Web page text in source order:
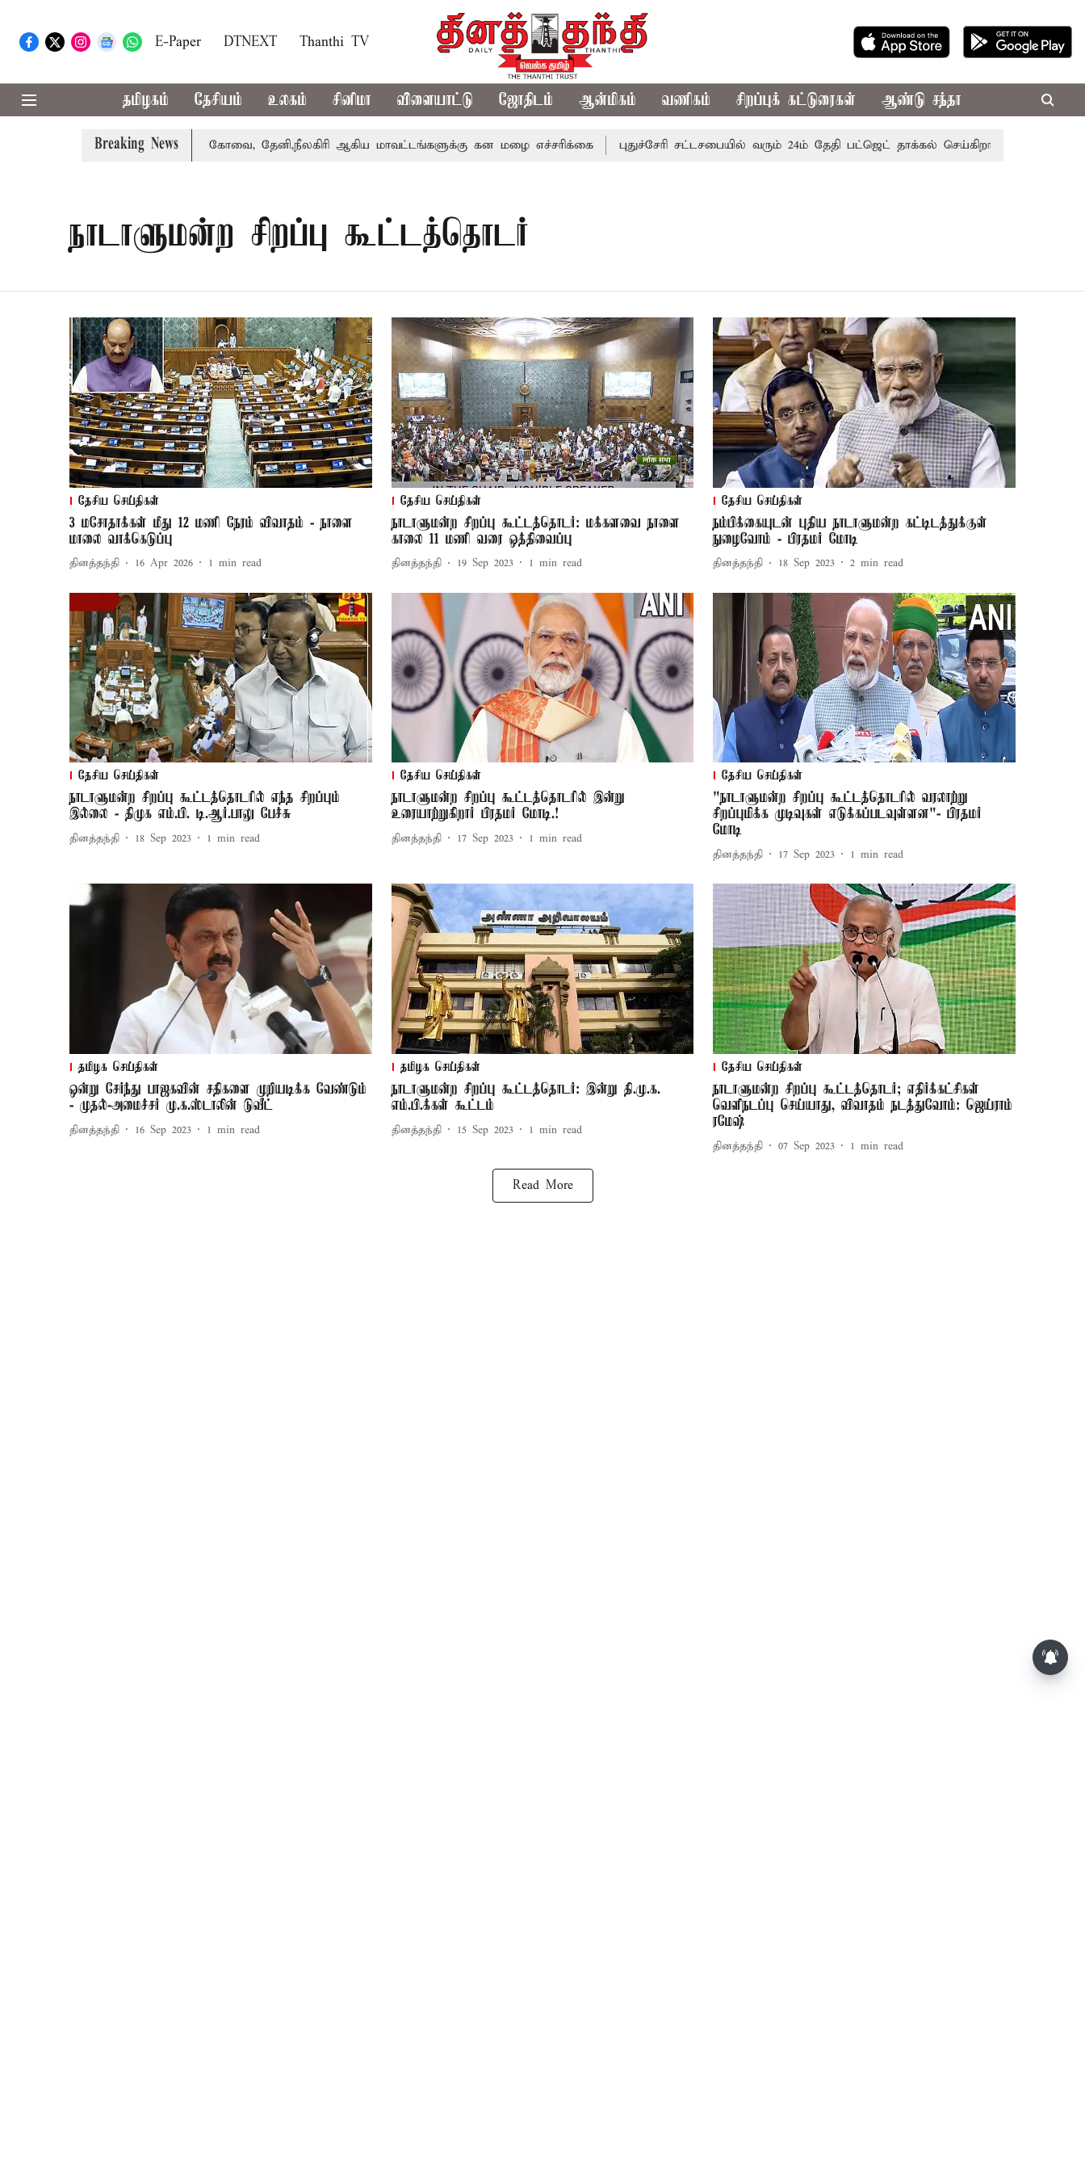
E-Paper DTNEXT Thanthi TV
தமிழகம் தேசியம் உலகம் சினிமா விளையாட்டு ஜோதிடம் ஆன்மிகம் வணிகம் சிறப்புக் கட்டுரைகள் ஆண்டு சந்தா
Breaking News
வாபஸ் பெற்றார் சங்கீதா கோவை, தேனி,நீலகிரி ஆகிய மாவட்டங்களுக்கு கன மழை எச்சரிக்கை புதுச்சேரி சட்டசபையில் வரும் 24ம் தேதி பட்ஜெட் தாக்கல் செய்கிறார் முதல்-அமைச்சர்
நாடாளுமன்ற சிறப்பு கூட்டத்தொடர்
தேசிய செய்திகள்
3 மசோதாக்கள் மீது 12 மணி நேரம் விவாதம் - நாளை
மாலை வாக்கெடுப்பு
தினத்தந்தி 16 Apr 2026 1 min read
தேசிய செய்திகள்
நாடாளுமன்ற சிறப்பு கூட்டத்தொடர்: மக்களவை நாளை
காலை 11 மணி வரை ஒத்திவைப்பு
தினத்தந்தி 19 Sep 2023 1 min read
தேசிய செய்திகள்
நம்பிக்கையுடன் புதிய நாடாளுமன்ற கட்டிடத்துக்குள்
நுழைவோம் - பிரதமர் மோடி
தினத்தந்தி 18 Sep 2023 2 min read
தேசிய செய்திகள்
நாடாளுமன்ற சிறப்பு கூட்டத்தொடரில் எந்த சிறப்பும்
இல்லை - திமுக எம்.பி. டி.ஆர்.பாலு பேச்சு
தினத்தந்தி 18 Sep 2023 1 min read
தேசிய செய்திகள்
நாடாளுமன்ற சிறப்பு கூட்டத்தொடரில் இன்று
உரையாற்றுகிறார் பிரதமர் மோடி.!
தினத்தந்தி 17 Sep 2023 1 min read
தேசிய செய்திகள்
"நாடாளுமன்ற சிறப்பு கூட்டத்தொடரில் வரலாற்று
சிறப்புமிக்க முடிவுகள் எடுக்கப்படவுள்ளன"- பிரதமர்
மோடி
தினத்தந்தி 17 Sep 2023 1 min read
தமிழக செய்திகள்
ஒன்று சேர்ந்து பாஜகவின் சதிகளை முறியடிக்க வேண்டும்
- முதல்-அமைச்சர் மு.க.ஸ்டாலின் டுவீட்
தினத்தந்தி 16 Sep 2023 1 min read
தமிழக செய்திகள்
நாடாளுமன்ற சிறப்பு கூட்டத்தொடர்: இன்று தி.மு.க.
எம்.பி.க்கள் கூட்டம்
தினத்தந்தி 15 Sep 2023 1 min read
தேசிய செய்திகள்
நாடாளுமன்ற சிறப்பு கூட்டத்தொடர்; எதிர்க்கட்சிகள்
வெளிநடப்பு செய்யாது, விவாதம் நடத்துவோம்: ஜெய்ராம்
ரமேஷ்
தினத்தந்தி 07 Sep 2023 1 min read
Read More